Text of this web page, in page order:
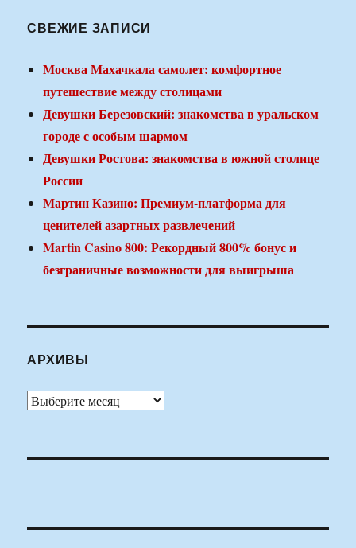
СВЕЖИЕ ЗАПИСИ
Москва Махачкала самолет: комфортное
путешествие между столицами
Девушки Березовский: знакомства в уральском
городе с особым шармом
Девушки Ростова: знакомства в южной столице
России
Мартин Казино: Премиум-платформа для
ценителей азартных развлечений
Martin Casino 800: Рекордный 800% бонус и
безграничные возможности для выигрыша
АРХИВЫ
Архивы